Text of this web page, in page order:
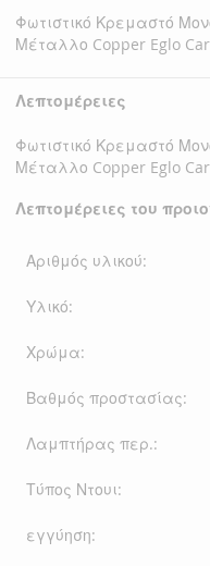
Φωτιστικό Κρεμαστό
Μέταλλο Copper Eglo
Λεπτομέρειες
Φωτιστικό Κρεμαστό
Μέταλλο Copper Eglo
Λεπτομέρειες του
Αριθμός υλικού:
Υλικό:
Χρώμα:
Βαθμός προστασίας:
Λαμπτήρας περ.:
Τύπος Ντουι:
εγγύηση: